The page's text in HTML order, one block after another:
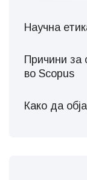
Научна
Причини за
во Scopus
Како да